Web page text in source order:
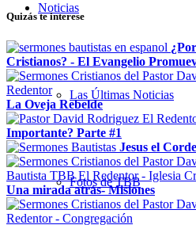
Noticias
Las Últimas Noticias
Fotos de TBB
Quizás te interese
Cristianos? - El Evangelio
La Oveja Rebelde
Importante? Parte #1
Jesus el
Una mirada atrás- Misiones